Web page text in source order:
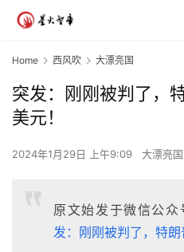
Home 西风吹 大漂亮国
突发：刚刚被判了，
美元！
2024年1月29日 上午9:09 大漂亮国
原文始发于微信公众
发：刚刚被判了，特